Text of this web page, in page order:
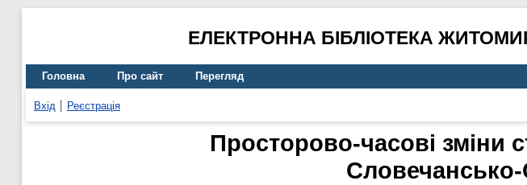
ЕЛЕКТРОННА БІБЛІОТЕКА
Головна Про сайт Перегляд
Вхід Реєстрація
Просторово-часові зміни